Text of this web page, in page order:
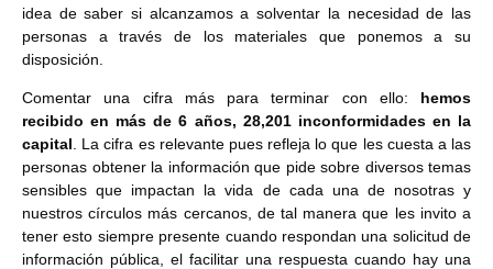
idea de saber si alcanzamos a solventar la necesidad de las
personas a través de los materiales que ponemos a su
disposición.
Comentar una cifra más para terminar con ello: hemos
recibido en más de 6 años, 28,201 inconformidades en la
capital . La cifra es relevante pues refleja lo que les cuesta a las
personas obtener la información que pide sobre diversos temas
sensibles que impactan la vida de cada una de nosotras y
nuestros círculos más cercanos, de tal manera que les invito a
tener esto siempre presente cuando respondan una solicitud de
información pública, el facilitar una respuesta cuando hay una